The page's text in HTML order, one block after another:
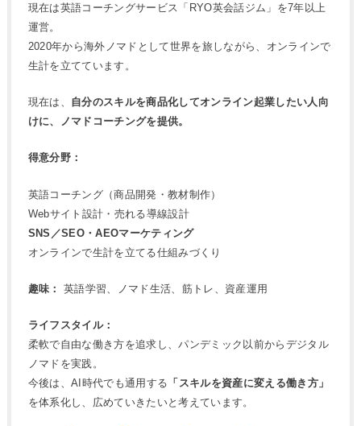
現在は英語コーチングサービス「RYO英会話ジム」を7年以上
運営。
2020年から海外ノマドとして世界を旅しながら、オンラインで
生計を立てています。
現在は、 自分のスキルを商品化してオンライン起業したい人向
けに、ノマドコーチングを提供。
得意分野：
英語コーチング（商品開発・教材制作）
Webサイト設計・売れる導線設計
SNS／SEO・AEOマーケティング
オンラインで生計を立てる仕組みづくり
趣味： 英語学習、ノマド生活、筋トレ、資産運用
ライフスタイル：
柔軟で自由な働き方を追求し、パンデミック以前からデジタル
ノマドを実践。
今後は、AI時代でも通用する 「スキルを資産に変える働き方」
を体系化し、広めていきたいと考えています。